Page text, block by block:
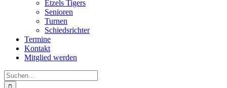
Etzels Tigers
Senioren
Turnen
Schiedsrichter
Termine
Kontakt
Mitglied werden
Suche
nach: